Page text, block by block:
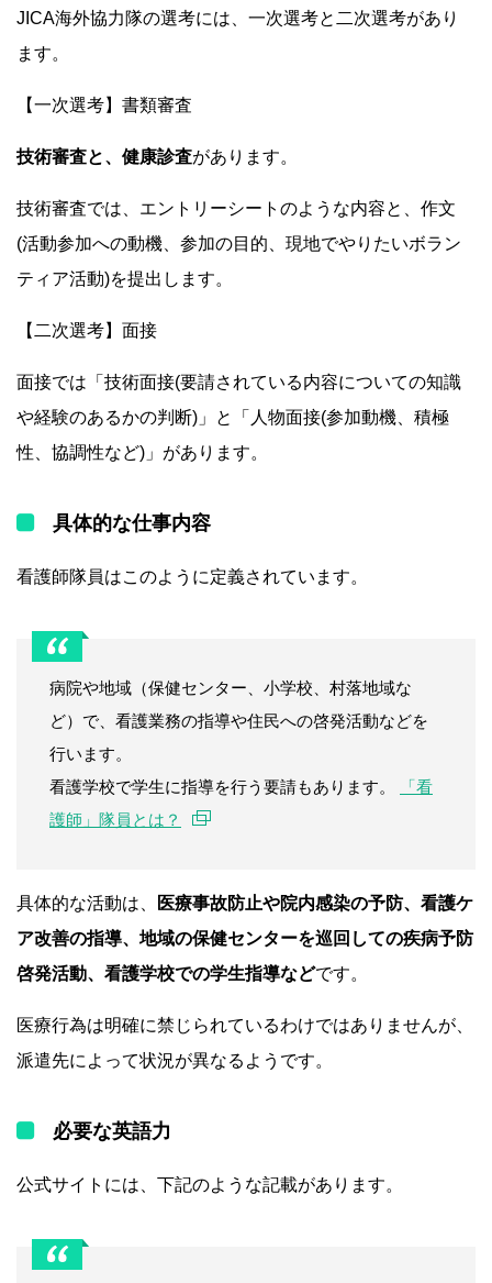
JICA海外協力隊の選考には、一次選考と二次選考があり
ます。
【一次選考】書類審査
技術審査と、健康診査があります。
技術審査では、エントリーシートのような内容と、作文
(活動参加への動機、参加の目的、現地でやりたいボラン
ティア活動)を提出します。
【二次選考】面接
面接では「技術面接(要請されている内容についての知識
や経験のあるかの判断)」と「人物面接(参加動機、積極
性、協調性など)」があります。
具体的な仕事内容
看護師隊員はこのように定義されています。
病院や地域（保健センター、小学校、村落地域な
ど）で、看護業務の指導や住民への啓発活動などを
行います。
看護学校で学生に指導を行う要請もあります。
「看
護師」隊員とは？
具体的な活動は、
医療事故防止や院内感染の予防、看護ケ
ア改善の指導、地域の保健センターを巡回しての疾病予防
啓発活動、看護学校での学生指導などです。
医療行為は明確に禁じられているわけではありませんが、
派遣先によって状況が異なるようです。
必要な英語力
公式サイトには、下記のような記載があります。